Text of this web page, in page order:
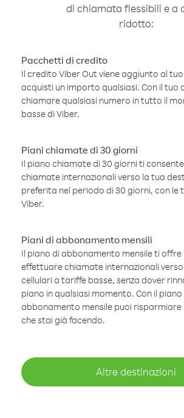
di chiamata flessibili e a
ridotto:
Pacchetti di credito
Il credito Viber Out viene aggiunto al
acquisti un importo qualsiasi. Con il tuo
chiamare qualsiasi numero in tutto il
basse di Viber.
Piani chiamate di 30 giorni
Il piano chiamate di 30 giorni ti
chiamate internazionali verso la tua
preferita nel periodo di 30 giorni, con le
Viber.
Piani di abbonamento mensili
Il piano di abbonamento mensile ti offre
effettuare chiamate internazionali verso
cellulari a tariffe basse, senza dover
piano in qualsiasi momento. Con il piano
abbonamento mensile puoi risparmiare
che stai già facendo.
Altre destinazioni